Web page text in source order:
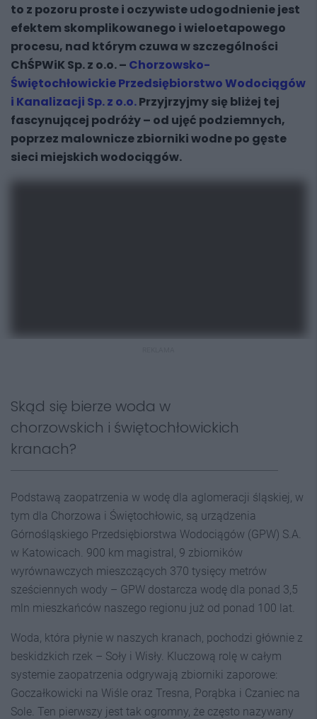
to z pozoru proste i oczywiste udogodnienie jest
efektem skomplikowanego i wieloetapowego
procesu, nad którym czuwa w szczególności
ChŚPWiK Sp. z o.o. – Chorzowsko-
Świętochłowickie Przedsiębiorstwo Wodociągów
i Kanalizacji Sp. z o.o.Przyjrzyjmy się bliżej tej
fascynującej podróży – od ujęć podziemnych,
poprzez malownicze zbiorniki wodne po gęste
sieci miejskich wodociągów.
Skąd się bierze woda w
chorzowskich i świętochłowickich
kranach?
Podstawą zaopatrzenia w wodę dla aglomeracji śląskiej, w
tym dla Chorzowa i Świętochłowic, są urządzenia
Górnośląskiego Przedsiębiorstwa Wodociągów (GPW) S.A.
w Katowicach. 900 km magistral, 9 zbiorników
wyrównawczych mieszczących 370 tysięcy metrów
sześciennych wody – GPW dostarcza wodę dla ponad 3,5
mln mieszkańców naszego regionu już od ponad 100 lat.
Woda, która płynie w naszych kranach, pochodzi głównie z
beskidzkich rzek – Soły i Wisły. Kluczową rolę w całym
systemie zaopatrzenia odgrywają zbiorniki zaporowe:
Goczałkowicki na Wiśle oraz Tresna, Porąbka i Czaniec na
Sole. Ten pierwszy jest tak ogromny, że często nazywany